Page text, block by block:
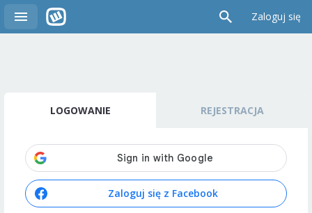
Zaloguj się
LOGOWANIE REJESTRACJA
Zaloguj się z Facebook